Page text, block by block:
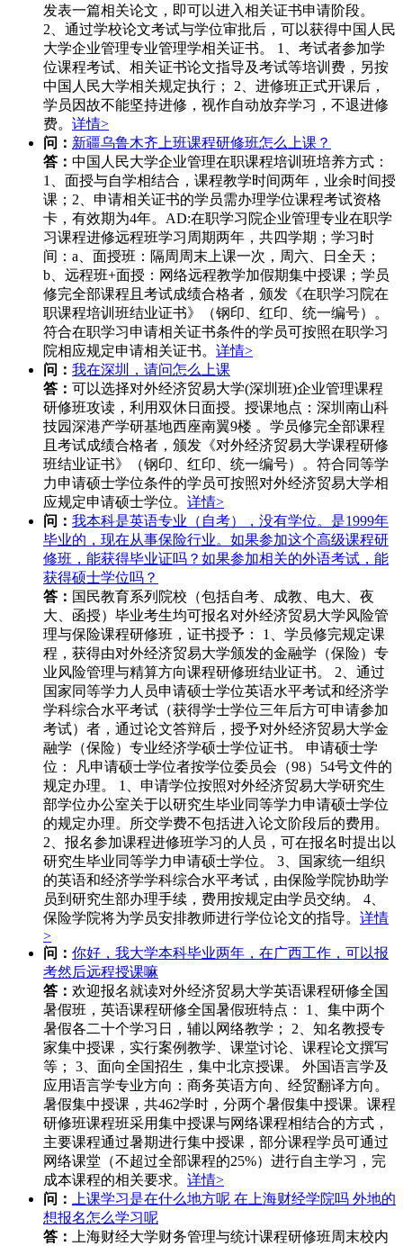
发表一篇相关论文，即可以进入相关证书申请阶段。
2、通过学校论文考试与学位审批后，可以获得中国人民
大学企业管理专业管理学相关证书。 1、考试者参加学
位课程考试、相关证书论文指导及考试等培训费，另按
中国人民大学相关规定执行； 2、进修班正式开课后，
学员因故不能坚持进修，视作自动放弃学习，不退进修
费。 详情>
问： 新疆乌鲁木齐上班课程研修班怎么上课？
答： 中国人民大学企业管理在职课程培训班培养方式：
1、面授与自学相结合，课程教学时间两年，业余时间授
课；2、申请相关证书的学员需办理学位课程考试资格
卡，有效期为4年。AD:在职学习院企业管理专业在职学
习课程进修远程班学习周期两年，共四学期；学习时
间：a、面授班：隔周周末上课一次，周六、日全天；
b、远程班+面授：网络远程教学加假期集中授课；学员
修完全部课程且考试成绩合格者，颁发《在职学习院在
职课程培训班结业证书》（钢印、红印、统一编号）。
符合在职学习申请相关证书条件的学员可按照在职学习
院相应规定申请相关证书。 详情>
问： 我在深圳，请问怎么上课
答： 可以选择对外经济贸易大学(深圳班)企业管理课程
研修班攻读，利用双休日面授。授课地点：深圳南山科
技园深港产学研基地西座南翼9楼 。学员修完全部课程
且考试成绩合格者，颁发《对外经济贸易大学课程研修
班结业证书》（钢印、红印、统一编号）。符合同等学
力申请硕士学位条件的学员可按照对外经济贸易大学相
应规定申请硕士学位。 详情>
问： 我本科是英语专业（自考），没有学位。是1999年
毕业的，现在从事保险行业。如果参加这个高级课程研
修班，能获得毕业证吗？如果参加相关的外语考试，能
获得硕士学位吗？
答： 国民教育系列院校（包括自考、成教、电大、夜
大、函授）毕业考生均可报名对外经济贸易大学风险管
理与保险课程研修班，证书授予： 1、学员修完规定课
程，获得由对外经济贸易大学颁发的金融学（保险）专
业风险管理与精算方向课程研修班结业证书。 2、通过
国家同等学力人员申请硕士学位英语水平考试和经济学
学科综合水平考试（获得学士学位三年后方可申请参加
考试）者，通过论文答辩后，授予对外经济贸易大学金
融学（保险）专业经济学硕士学位证书。 申请硕士学
位： 凡申请硕士学位者按学位委员会（98）54号文件的
规定办理。 1、申请学位按照对外经济贸易大学研究生
部学位办公室关于以研究生毕业同等学力申请硕士学位
的规定办理。所交学费不包括进入论文阶段后的费用。
2、报名参加课程进修班学习的人员，可在报名时提出以
研究生毕业同等学力申请硕士学位。 3、国家统一组织
的英语和经济学学科综合水平考试，由保险学院协助学
员到研究生部办理手续，费用按规定由学员交纳。 4、
保险学院将为学员安排教师进行学位论文的指导。 详情
>
问： 你好，我大学本科毕业两年，在广西工作，可以报
考然后远程授课嘛
答： 欢迎报名就读对外经济贸易大学英语课程研修全国
暑假班，英语课程研修全国暑假班特点： 1、集中两个
暑假各二十个学习日，辅以网络教学； 2、知名教授专
家集中授课，实行案例教学、课堂讨论、课程论文撰写
等； 3、面向全国招生，集中北京授课。 外国语言学及
应用语言学专业方向：商务英语方向、经贸翻译方向。
暑假集中授课，共462学时，分两个暑假集中授课。课程
研修班课程班采用集中授课与网络课程相结合的方式，
主要课程通过暑期进行集中授课，部分课程学员可通过
网络课堂（不超过全部课程的25%）进行自主学习，完
成本课程的相关要求。 详情>
问：
上课学习是在什么地方呢 在上海财经学院吗 外地的
想报名怎么学习呢
答：
上海财经大学财务管理与统计课程研修班周末校内